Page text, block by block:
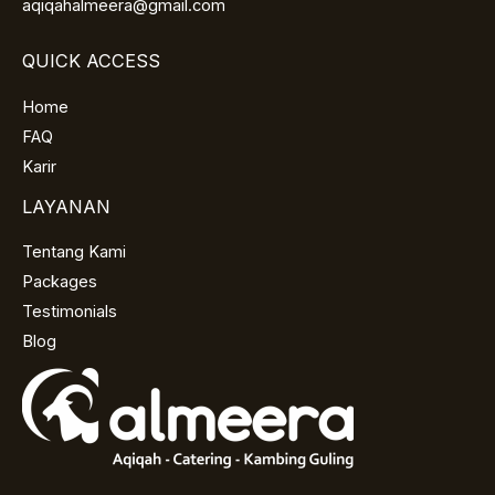
aqiqahalmeera@gmail.com
QUICK ACCESS
Home
FAQ
Karir
LAYANAN
Tentang Kami
Packages
Testimonials
Blog